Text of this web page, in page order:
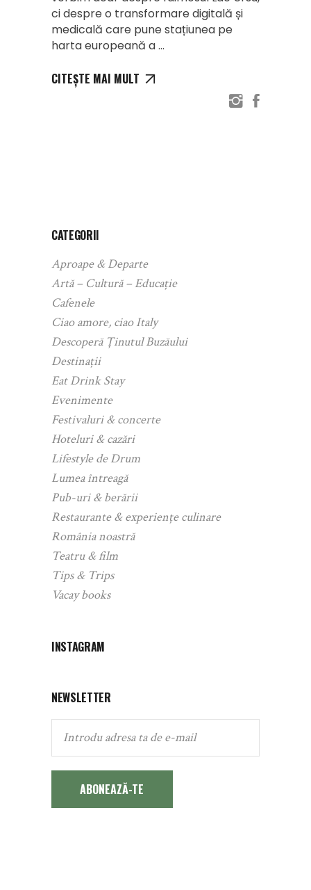
ci despre o transformare digitală și
medicală care pune stațiunea pe
harta europeană a
CITEȘTE MAI MULT
CATEGORII
Aproape & Departe
Artă – Cultură – Educație
Cafenele
Ciao amore, ciao Italy
Descoperă Ținutul Buzăului
Destinații
Eat Drink Stay
Evenimente
Festivaluri & concerte
Hoteluri & cazări
Lifestyle de Drum
Lumea întreagă
Pub-uri & berării
Restaurante & experiențe culinare
România noastră
Teatru & film
Tips & Trips
Vacay books
INSTAGRAM
NEWSLETTER
ABONEAZĂ-TE